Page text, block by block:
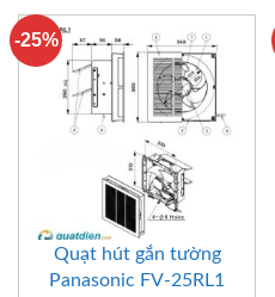
-25%
Quạt hút gắn tường
Panasonic FV-25RL1